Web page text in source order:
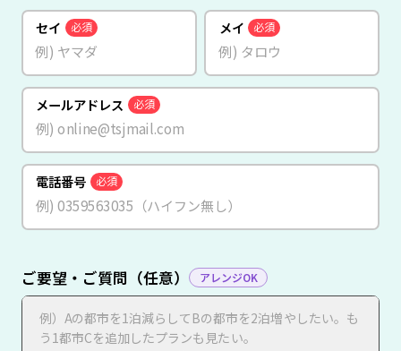
セイ 必須 メイ 必須
メールアドレス 必須
電話番号 必須
ご要望・ご質問（任意） アレンジOK